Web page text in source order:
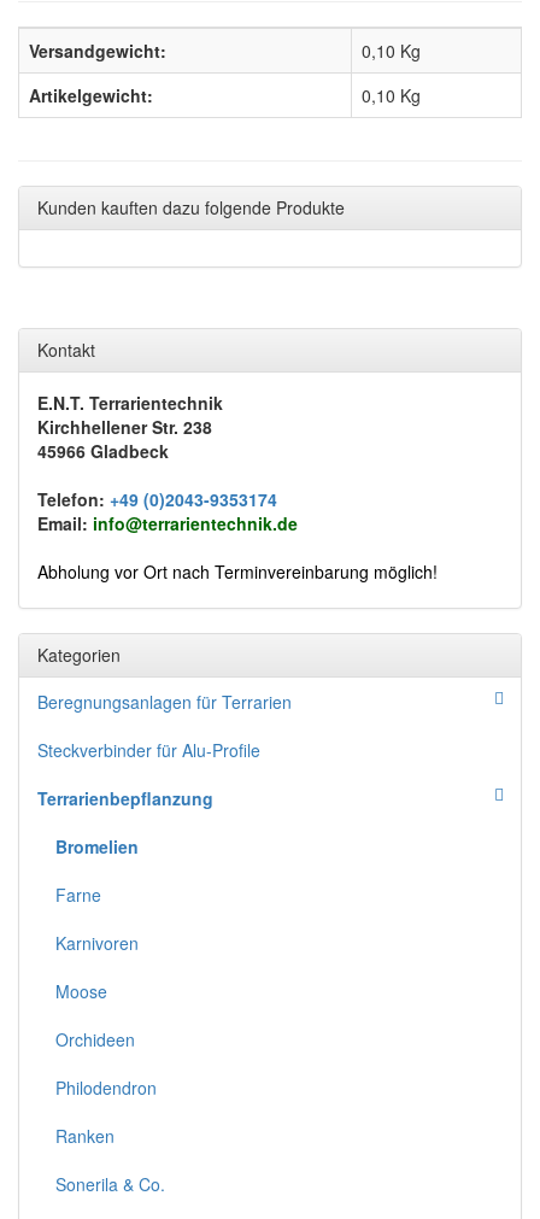
Versandgewicht:
0,10 Kg
Artikelgewicht:
0,10 Kg
Kunden kauften dazu folgende Produkte
Kontakt
E.N.T. Terrarientechnik
Kirchhellener Str. 238
45966 Gladbeck
Telefon: +49 (0)2043-9353174
Email: info@terrarientechnik.de
Abholung vor Ort nach Terminvereinbarung möglich!
Kategorien
Beregnungsanlagen für Terrarien
Steckverbinder für Alu-Profile
Terrarienbepflanzung
Bromelien
Farne
Karnivoren
Moose
Orchideen
Philodendron
Ranken
Sonerila & Co.